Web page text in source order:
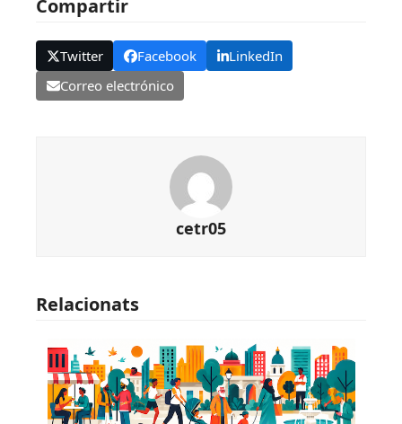
Compartir
Twitter Facebook
LinkedIn
Correo electrónico
cetr05
Relacionats